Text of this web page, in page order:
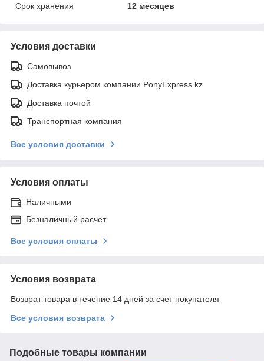
Срок хранения
12 месяцев
Условия доставки
Самовывоз
Доставка курьером компании PonyExpress.kz
Доставка почтой
Транспортная компания
Все условия доставки
Условия оплаты
Наличными
Безналичный расчет
Все условия оплаты
Условия возврата
Возврат товара в течение 14 дней за счет покупателя
Все условия возврата
Подобные товары компании